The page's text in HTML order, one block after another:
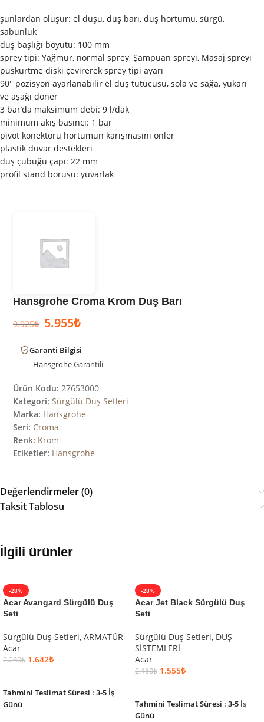
şunlardan oluşur: el duşu, duş barı, duş hortumu, sürgü,
sabunluk
duş başlığı boyutu: 100 mm
sprey tipi: Yağmur, normal sprey, Şampuan spreyi, Masaj spreyi
püskürtme diski çevirerek sprey tipi ayarı
90° pozisyon ayarlanabilir el duş tutucusu, sola ve sağa, yukarı
ve aşağı döner
3 bar’da maksimum debi: 9 l/dak
minimum akış basıncı: 1 bar
pivot konektörü hortumun karışmasını önler
plastik duvar destekleri
duş çubuğu çapı: 22 mm
profil stand borusu: yuvarlak
Hansgrohe Croma Krom Duş Barı
9.925₺ 5.955₺
Garanti Bilgisi
HansgroheGarantili
Ürün Kodu: 27653000
Kategori: Sürgülü Duş Setleri
Marka: Hansgrohe
Seri: Croma
Renk: Krom
Etiketler: Hansgrohe
Değerlendirmeler (0)
Taksit Tablosu
İlgili ürünler
-28%
Acar Avangard Sürgülü Duş
Seti
Sürgülü Duş Setleri, ARMATÜR
Acar
2.280₺ 1.642₺
Tahmini Teslimat Süresi : 3-5 İş
Günü
-28%
Acar Jet Black Sürgülü Duş
Seti
Sürgülü Duş Setleri, DUŞ
SİSTEMLERİ
Acar
2.160₺ 1.555₺
Tahmini Teslimat Süresi : 3-5 İş
Günü